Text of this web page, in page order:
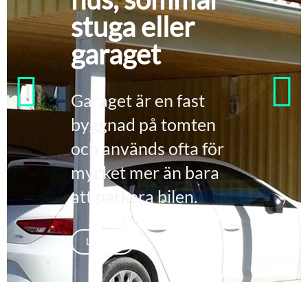
stuga eller
garaget
Garaget är en fast
byggnad på tomten
och används ofta för
mycket mer än bara
att parkera bilen.
Läs mer